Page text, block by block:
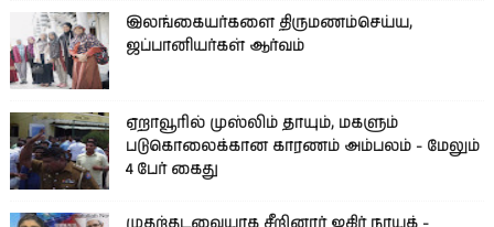
இலங்கையர்களை திருமணம்செய்ய,
ஜப்பானியர்கள் ஆர்வம்
ஏறாவூரில் முஸ்லிம் தாயும், மகளும்
படுகொலைக்கான காரணம் அம்பலம் - மேலும்
4 பேர் கைது